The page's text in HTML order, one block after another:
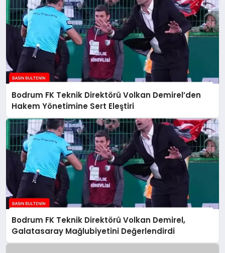
Bodrum FK Teknik Direktörü Volkan Demirel’den
Hakem Yönetimine Sert Eleştiri
Bodrum FK Teknik Direktörü Volkan Demirel,
Galatasaray Mağlubiyetini Değerlendirdi